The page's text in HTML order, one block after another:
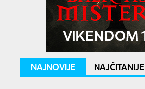
NAJNOVIJE NAJČITANIJE